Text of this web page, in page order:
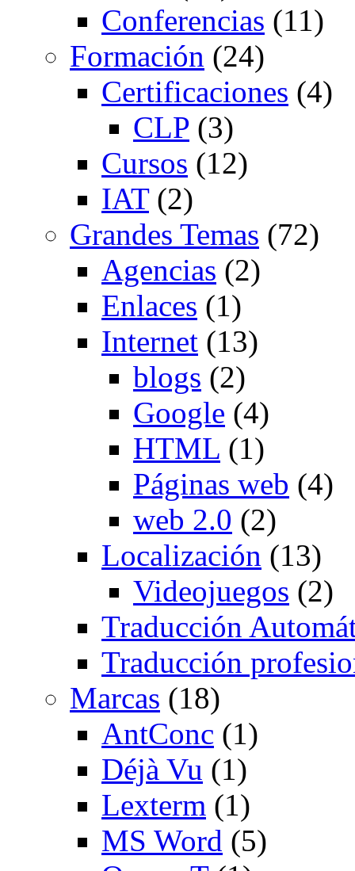
Conferencias (11)
Formación (24)
Certificaciones (4)
CLP (3)
Cursos (12)
IAT(2)
Grandes Temas (72)
Agencias (2)
Enlaces (1)
Internet (13)
blogs (2)
Google (4)
HTML (1)
Páginas web (4)
web 2.0 (2)
Localización (13)
Videojuegos (2)
Traducción
Traducción
Marcas (18)
AntConc (1)
Déjà Vu (1)
Lexterm (1)
MS Word (5)